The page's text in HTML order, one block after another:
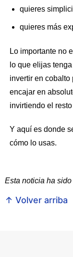
quieres
quieres más
Lo importante no
lo que elijas
invertir en
encajar en
invirtiendo el
Y aquí es donde
cómo lo usas.
Esta noticia ha
↑ Volver arriba